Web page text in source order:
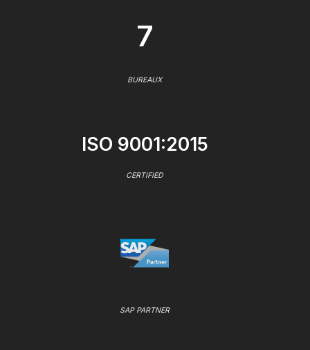
7
BUREAUX
ISO 9001:2015
CERTIFIED
SAP PARTNER